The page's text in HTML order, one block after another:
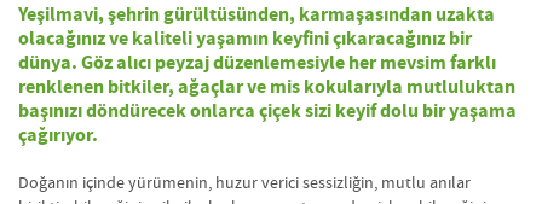
Yeşilmavi, şehrin gürültüsünden, karmaşasından uzakta
olacağınız ve kaliteli yaşamın keyfini çıkaracağınız bir
dünya. Göz alıcı peyzaj düzenlemesiyle her mevsim farklı
renklenen bitkiler, ağaçlar ve mis kokularıyla mutluluktan
başınızı döndürecek onlarca çiçek sizi keyif dolu bir yaşama
çağırıyor.
Doğanın içinde yürümenin, huzur verici sessizliğin, mutlu anılar